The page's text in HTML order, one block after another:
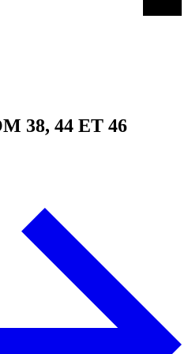
38, 44 ET 46